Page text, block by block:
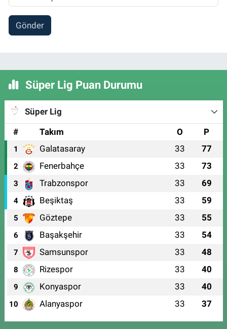
Gönder
Süper Lig Puan Durumu
Süper Lig
#
Takım O P
1 Galatasaray 33 77
2 Fenerbahçe 33 73
3 Trabzonspor 33 69
4 Beşiktaş 33 59
5 Göztepe 33 55
6 Başakşehir 33 54
7 Samsunspor 33 48
8 Rizespor 33 40
9 Konyaspor 33 40
10 Alanyaspor 33 37